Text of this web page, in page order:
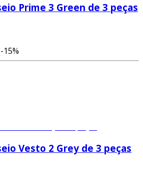
Prime 3 Green de 3 peças
-15%
Vesto 2 Grey de 3 peças